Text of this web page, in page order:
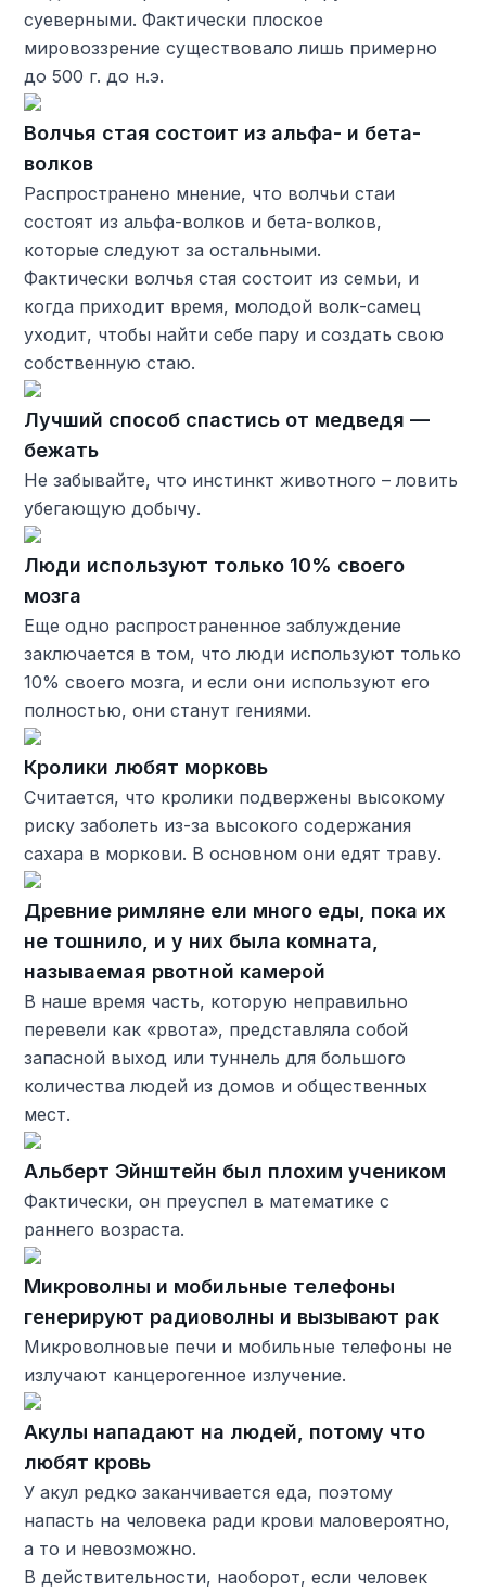
суеверными. Фактически плоское
мировоззрение существовало лишь примерно
до 500 г. до н.э.
Волчья стая состоит из альфа- и бета-
волков
Распространено мнение, что волчьи стаи
состоят из альфа-волков и бета-волков,
которые следуют за остальными.
Фактически волчья стая состоит из семьи, и
когда приходит время, молодой волк-самец
уходит, чтобы найти себе пару и создать свою
собственную стаю.
Лучший способ спастись от медведя —
бежать
Не забывайте, что инстинкт животного – ловить
убегающую добычу.
Люди используют только 10% своего
мозга
Еще одно распространенное заблуждение
заключается в том, что люди используют только
10% своего мозга, и если они используют его
полностью, они станут гениями.
Кролики любят морковь
Считается, что кролики подвержены высокому
риску заболеть из-за высокого содержания
сахара в моркови. В основном они едят траву.
Древние римляне ели много еды, пока их
не тошнило, и у них была комната,
называемая рвотной камерой
В наше время часть, которую неправильно
перевели как «рвота», представляла собой
запасной выход или туннель для большого
количества людей из домов и общественных
мест.
Альберт Эйнштейн был плохим учеником
Фактически, он преуспел в математике с
раннего возраста.
Микроволны и мобильные телефоны
генерируют радиоволны и вызывают рак
Микроволновые печи и мобильные телефоны не
излучают канцерогенное излучение.
Акулы нападают на людей, потому что
любят кровь
У акул редко заканчивается еда, поэтому
напасть на человека ради крови маловероятно,
а то и невозможно.
В действительности, наоборот, если человек